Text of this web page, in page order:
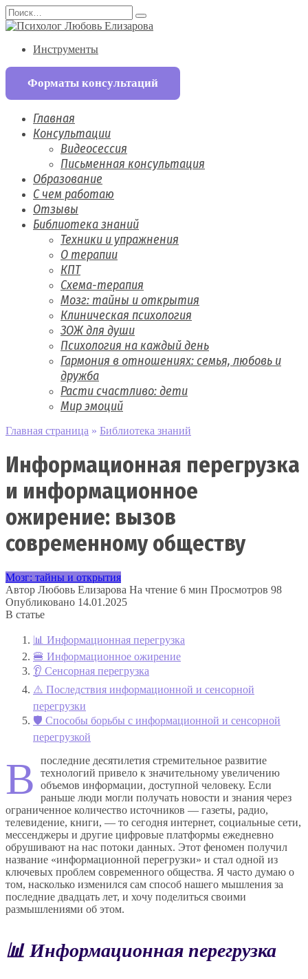
Перейти
к
Search
for:
Инструменты
Форматы консультаций
Главная
Консультации
Видеосессия
Письменная консультация
Образование
С чем работаю
Отзывы
Библиотека знаний
Техники и упражнения
О терапии
КПТ
Схема-терапия
Мозг: тайны и открытия
Клиническая психология
ЗОЖ для души
Психология на каждый день
Гармония в отношениях: семья, любовь и
дружба
Расти счастливо: дети
Мир эмоций
Главная страница » Библиотека знаний
Информационная перегрузка
и информационное
ожирение: вызов
современному обществу
Мозг: тайны и открытия
Автор Любовь Елизарова На чтение 6 мин Просмотров 98
Опубликовано 14.01.2025
В статье
📊 Информационная перегрузка
🍔 Информационное ожирение
👂 Сенсорная перегрузка
⚠️ Последствия информационной и сенсорной
перегрузки
🛡️ Способы борьбы с информационной и сенсорной
перегрузкой
В последние десятилетия стремительное развитие
технологий привело к значительному увеличению
объемов информации, доступной человеку. Если
раньше люди могли получать новости и знания через
ограниченное количество источников — газеты, радио,
телевидение, книги, — то сегодня интернет, социальные сети,
мессенджеры и другие цифровые платформы ежедневно
обрушивают на нас потоки данных. Этот феномен получил
название «информационной перегрузки» и стал одной из
ключевых проблем современного общества. Я часто думаю о
том, насколько изменился сам способ нашего мышления за
последние двадцать лет, и хочу поделиться своими
размышлениями об этом.
📊 Информационная перегрузка